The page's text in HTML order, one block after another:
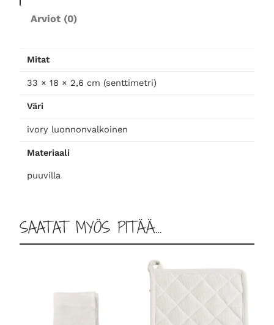
,
o
Arviot (0)
Mitat
33 × 18 × 2,6 cm (senttimetri)
Väri
ivory luonnonvalkoinen
Materiaali
puuvilla
SAATAT MYÖS PITÄÄ…